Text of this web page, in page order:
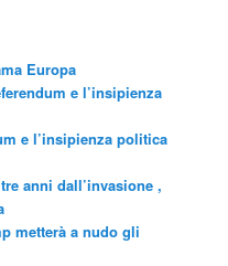
Europa
e l’insipienza
e l’insipienza politica
anni dall’invasione ,
metterà a nudo gli